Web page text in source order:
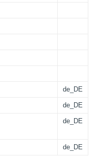
de_DE
de_DE
de_DE
de_DE